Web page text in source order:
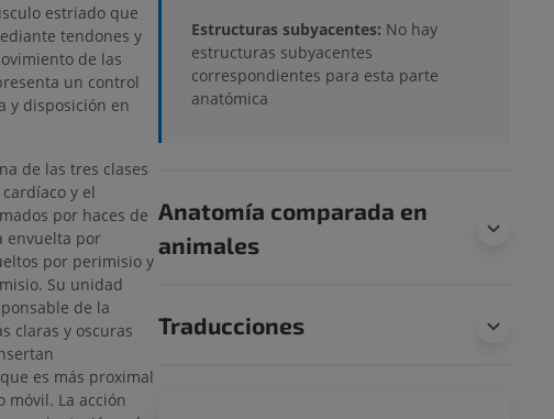
estriado que
tendones y
de las
un control
y disposición en
de las tres clases
y el
por haces de
envuelta por
por perimisio y
Su unidad
de la
claras y oscuras
es más proximal
móvil. La acción
Estructuras subyacentes: No hay
estructuras subyacentes
correspondientes para esta parte
anatómica
Anatomía comparada en
animales
Traducciones